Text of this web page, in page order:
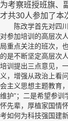
为考察班授班旗、
才共30人参加了本
陈改学首先对四川
对参加培训的高层次
局重点关注的班次，
的是不断坚定高层次
培训提出三点意见，
义，增强从政治上看
会主义思想主题教育
维护”；二是希望参训
怀先辈，厚植家国情
考如何为科技强国建